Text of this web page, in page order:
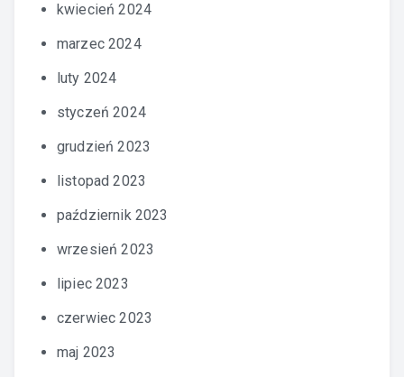
kwiecień 2024
marzec 2024
luty 2024
styczeń 2024
grudzień 2023
listopad 2023
październik 2023
wrzesień 2023
lipiec 2023
czerwiec 2023
maj 2023